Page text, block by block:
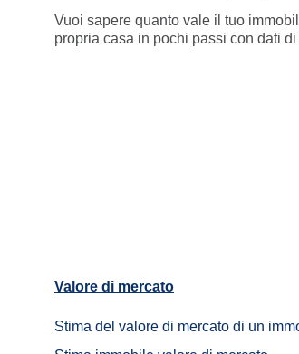
Vuoi sapere quanto vale il tuo
propria casa in pochi passi con dati
Valore di mercato